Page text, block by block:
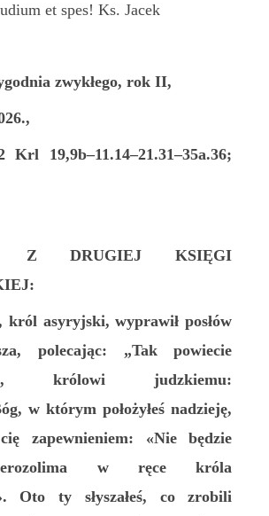
et spes! Ks. Jacek
zwykłego, rok II,
19,9b–11.14–21.31–35a.36;
Z DRUGIEJ KSIĘGI
król asyryjski, wyprawił posłów
polecając: „Tak powiecie
królowi judzkiemu:
w którym położyłeś nadzieję,
zapewnieniem: «Nie będzie
w ręce króla
Oto ty słyszałeś, co zrobili